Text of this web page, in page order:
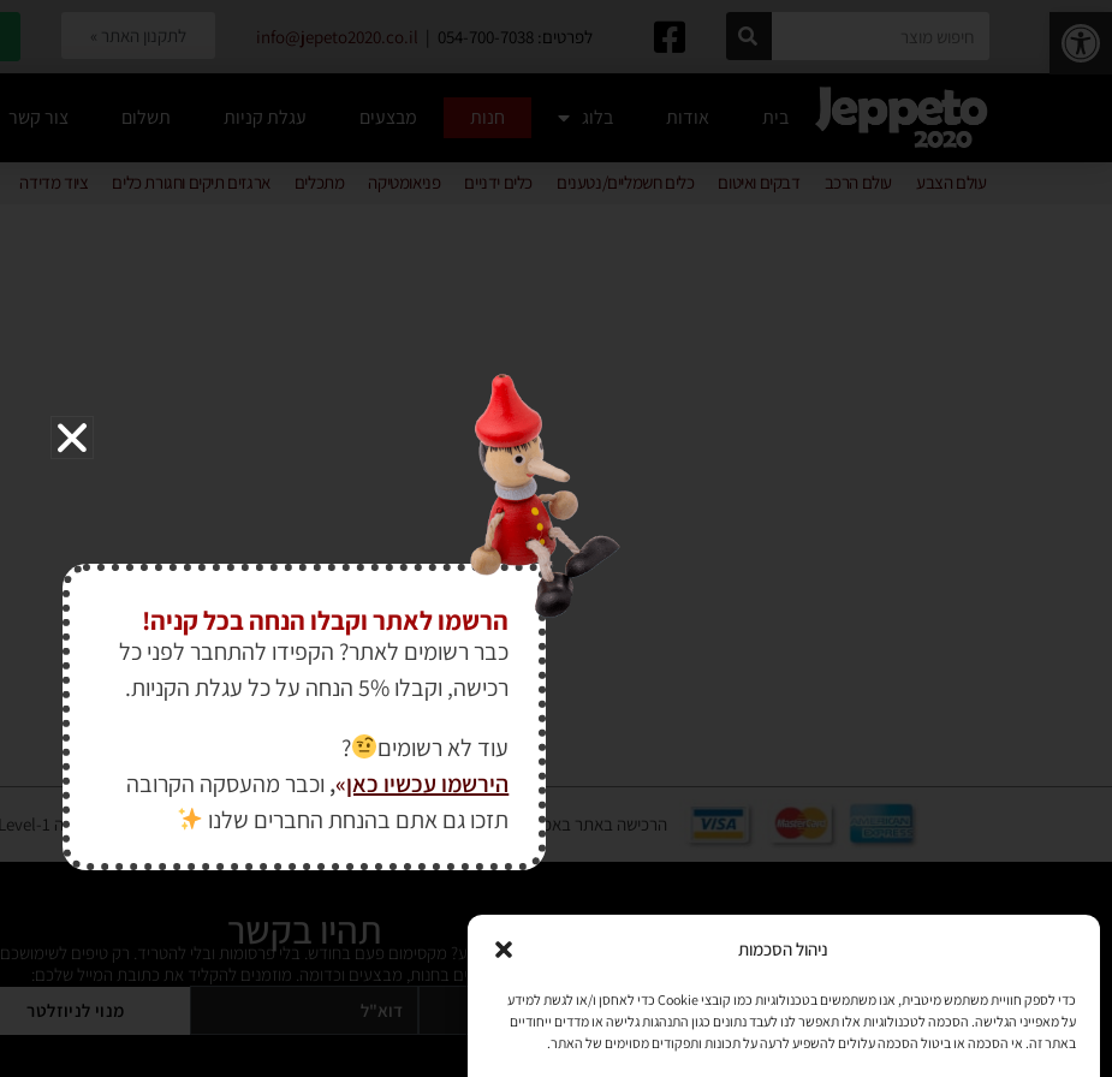
פתח סרגל נגישות
ניהול הסכמות
כדי לספק חוויית משתמש מיטבית, אנו משתמשים בטכנולוגיות כמו קובצי Cookie כדי לאחסן ו/או לגשת למידע
על מאפייני הגלישה. הסכמה לטכנולוגיות אלו תאפשר לנו לעבד נתונים כגון התנהגות גלישה או מדדים ייחודיים
באתר זה. אי הסכמה או ביטול הסכמה עלולים להשפיע לרעה על תכונות ותפקודים מסוימים של האתר.
לפרטים: 054-700-7038 | info@jepeto2020.co.il לתקנון האתר »
בית אודות בלוג חנות מבצעים עגלת קניות תשלום צור קשר
עולם הצבע עולם הרכב דבקים ואיטום כלים חשמליים/נטענים כלים ידניים פניאומטיקה מתכלים ארגזים תיקים וחגורת כלים ציוד מדידה
הרכישה באתר באמצעות כרטיס אשראי מאובטחת במפתח הצפנה EV SSL והעומד בתקן אבטחה PCI DSS Level-1
תהיו בקשר
רוצים לקבל מידי פעם מידע? מקסימום פעם בחודש. בלי פרסומות ובלי להטריד. רק טיפים לשימושכם,
מידע על דברים חדשים בחנות, מבצעים וכדומה. מוזמנים להקליד את כתובת המייל שלכם:
מנוי לניוזלטר
הרשמו לאתר וקבלו הנחה בכל קניה!
כבר רשומים לאתר? הקפידו להתחבר לפני כל
רכישה, וקבלו 5% הנחה על כל עגלת הקניות.
עוד לא רשומים
?
הירשמו עכשיו כאן»
, וכבר מהעסקה הקרובה
תזכו גם אתם בהנחת החברים שלנו